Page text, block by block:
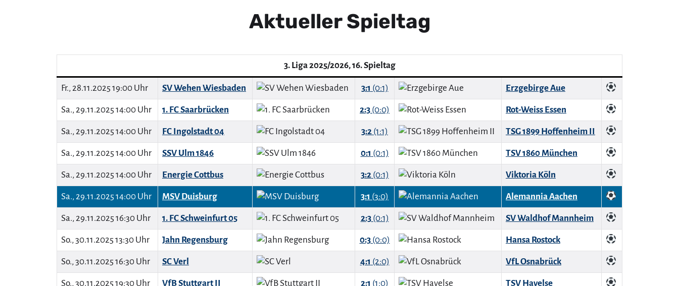
Aktueller Spieltag
3. Liga 2025/2026, 16. Spieltag
Fr., 28.11.2025 19:00 Uhr SV Wehen Wiesbaden 3:1 (0:1) Erzgebirge Aue
Sa., 29.11.2025 14:00 Uhr 1. FC Saarbrücken 2:3 (0:0) Rot-Weiss Essen
Sa., 29.11.2025 14:00 Uhr FC Ingolstadt 04 3:2 (1:1) TSG 1899 Hoffenheim II
Sa., 29.11.2025 14:00 Uhr SSV Ulm 1846 0:1 (0:1) TSV 1860 München
Sa., 29.11.2025 14:00 Uhr Energie Cottbus 3:2(0:1) Viktoria Köln
Sa., 29.11.2025 14:00 Uhr MSV Duisburg 3:1 (3:0) Alemannia Aachen
Sa., 29.11.2025 16:30 Uhr 1. FC Schweinfurt 05 2:3(0:1) SV Waldhof Mannheim
So., 30.11.2025 13:30 Uhr Jahn Regensburg 0:3(0:0) Hansa Rostock
So., 30.11.2025 16:30 Uhr SC Verl 4:1 (2:0) VfL Osnabrück
So., 30.11.2025 19:30 Uhr VfB Stuttgart II 2:1 (1:0) TSV Havelse